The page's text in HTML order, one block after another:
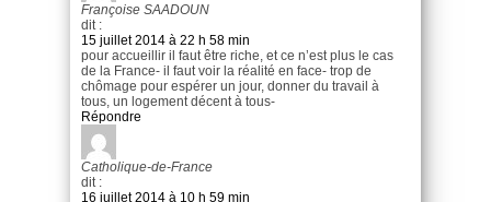
Françoise SAADOUN
dit :
15 juillet 2014 à 22 h 58 min
pour accueillir il faut être riche, et ce n’est plus le cas
de la France- il faut voir la réalité en face- trop de
chômage pour espérer un jour, donner du travail à
tous, un logement décent à tous-
Répondre
Catholique-de-France
dit :
16 juillet 2014 à 10 h 59 min